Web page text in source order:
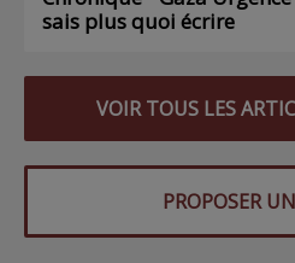
sais plus quoi écrire
VOIR TOUS LES
PROPOSER